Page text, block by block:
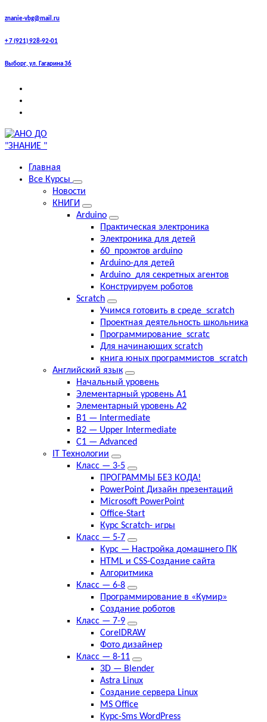
Перейти
содержимому
znanie-vbg@mail.ru
+ 7 (921) 928-92-01
Выборг, ул. Гагарина 36
выборг курсы,знание курсы английского , компьютерные
курсы, егэ, огэ , впр, английский, курсы , центр знание
Главная
Все Курсы
Новости
КНИГИ
Arduino
Практическая электроника
Электроника для детей
60_проэктов arduino
Arduino-для детей
Arduino_для секретных агентов
Конструируем роботов
Scratch
Учимся готовить в среде_scratch
Проектная деятельность школьника
Программирование_scratc
Для начинающих scratch
книга юных программистов_scratch
Английский язык
Начальный уровень
Элементарный уровень А1
Элементарный уровень А2
B1 — Intermediate
B2 — Upper Intermediate
C1 — Advanced
IT Технологии
Класс — 3-5
ПРОГРАММЫ БЕЗ КОДА!
PowerPoint Дизайн презентаций
Microsoft PowerPoint
Office-Start
Курс Scratch- игры
Класс — 5-7
Курс — Настройка домашнего ПК
HTML и CSS-Создание сайта
Алгоритмика
Класс — 6-8
Программирование в «Кумир»
Создание роботов
Класс — 7-9
CorelDRAW
Фото дизайнер
Класс — 8-11
3D — Blender
Astra Linux
Создание сервера Linux
MS Office
Курс-Sms WordPress